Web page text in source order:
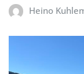
Heino